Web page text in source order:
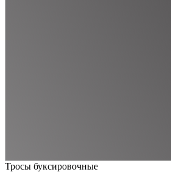
Тросы буксировочные